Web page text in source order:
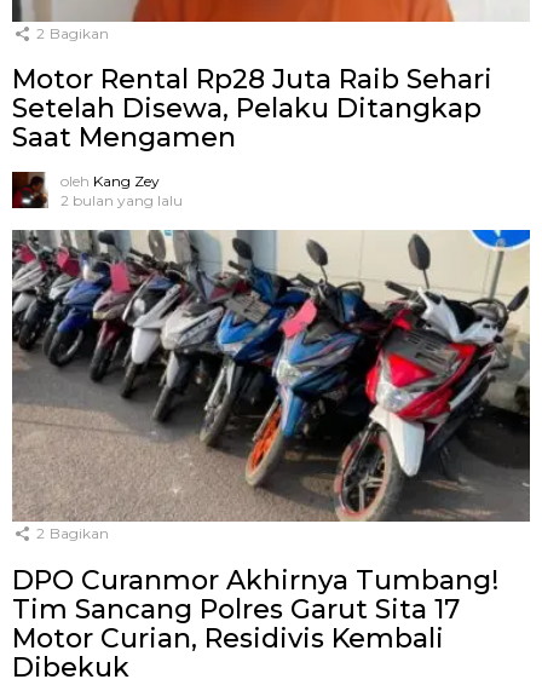
2 Bagikan
Motor Rental Rp28 Juta Raib Sehari
Setelah Disewa, Pelaku Ditangkap
Saat Mengamen
oleh Kang Zey
2 bulan yang lalu
2 Bagikan
DPO Curanmor Akhirnya Tumbang!
Tim Sancang Polres Garut Sita 17
Motor Curian, Residivis Kembali
Dibekuk